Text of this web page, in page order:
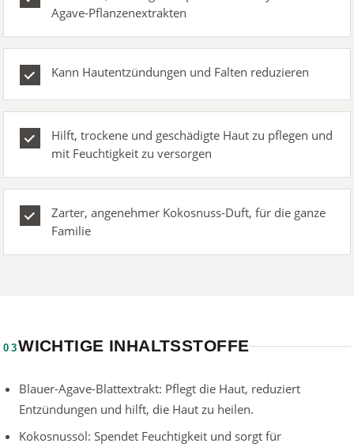
Agave-Pflanzenextrakten
Kann Hautentzündungen und Falten reduzieren
Hilft, trockene und geschädigte Haut zu pflegen und
mit Feuchtigkeit zu versorgen
Zarter, angenehmer Kokosnuss-Duft, für die ganze
Familie
03WICHTIGE INHALTSSTOFFE
Blauer-Agave-Blattextrakt: Pflegt die Haut, reduziert
Entzündungen und hilft, die Haut zu heilen.
Kokosnussöl: Spendet Feuchtigkeit und sorgt für